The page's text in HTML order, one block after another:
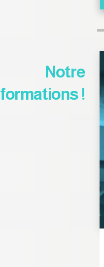
Notre
formations !